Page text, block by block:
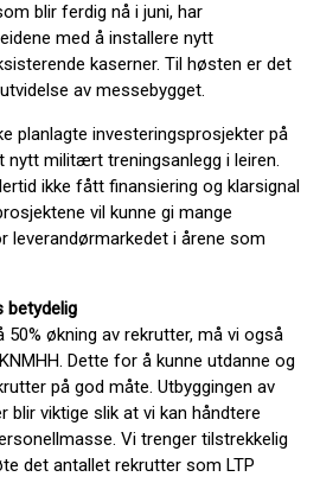
blir ferdig nå i juni, har
med å installere nytt
kaserner. Til høsten er det
av messebygget.
planlagte investeringsprosjekter på
nytt militært treningsanlegg i leiren.
ikke fått finansiering og klarsignal
vil kunne gi mange
leverandørmarkedet i årene som
betydelig
økning av rekrutter, må vi også
Dette for å kunne utdanne og
på god måte. Utbyggingen av
blir viktige slik at vi kan håndtere
Vi trenger tilstrekkelig
det antallet rekrutter som LTP